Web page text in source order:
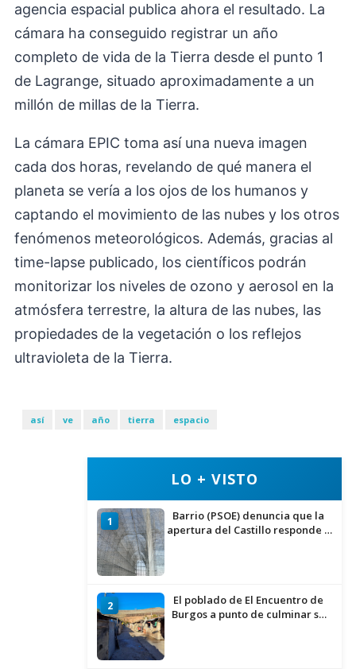
agencia espacial publica ahora el resultado. La
cámara ha conseguido registrar un año
completo de vida de la Tierra desde el punto 1
de Lagrange, situado aproximadamente a un
millón de millas de la Tierra.
La cámara EPIC toma así una nueva imagen
cada dos horas, revelando de qué manera el
planeta se vería a los ojos de los humanos y
captando el movimiento de las nubes y los otros
fenómenos meteorológicos. Además, gracias al
time-lapse publicado, los científicos podrán
monitorizar los niveles de ozono y aerosol en la
atmósfera terrestre, la altura de las nubes, las
propiedades de la vegetación o los reflejos
ultravioleta de la Tierra.
así ve año tierra espacio
LO + VISTO
1
Barrio (PSOE) denuncia que la
apertura del Castillo responde a
2
El poblado de El Encuentro de
Burgos a punto de culminar su